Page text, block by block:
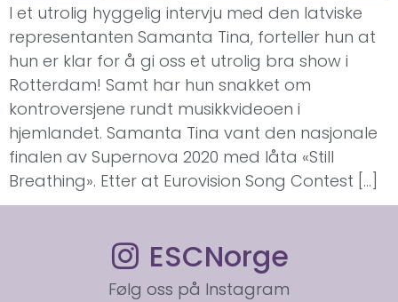
I et utrolig hyggelig intervju med den latviske
representanten Samanta Tina, forteller hun at
hun er klar for å gi oss et utrolig bra show i
Rotterdam! Samt har hun snakket om
kontroversjene rundt musikkvideoen i
hjemlandet. Samanta Tina vant den nasjonale
finalen av Supernova 2020 med låta «Still
Breathing». Etter at Eurovision Song Contest […]
ESCNorge
Følg oss på Instagram